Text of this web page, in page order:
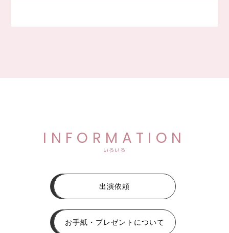
INFORMATION
いろいろ
出演依頼
お手紙・プレゼントについて